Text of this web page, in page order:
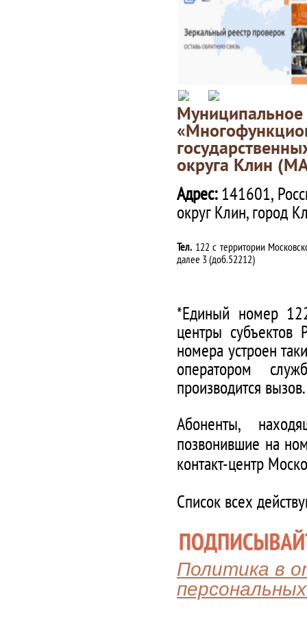
округа Клин
Адрес:141601,
округ Клин, город
Тел. 122 с территории
далее 3 (доб.52212)
*Единый номер
центры субъектов
номера устроен
оператором
производится вызов.
Абоненты,
позвонившие на
контакт-центр
Список всех
Политика в